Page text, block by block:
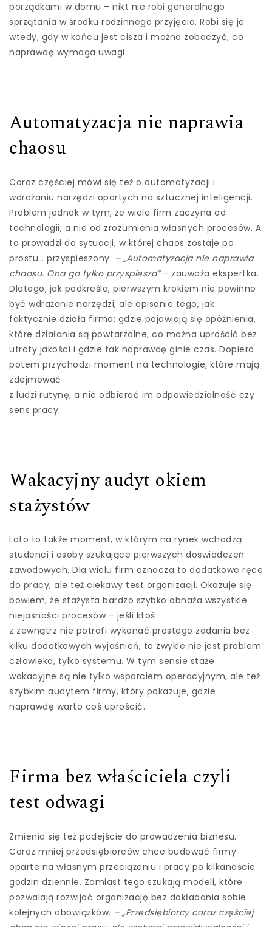
porządkami w domu – nikt nie robi generalnego
sprzątania w środku rodzinnego przyjęcia. Robi się je
wtedy, gdy w końcu jest cisza i można zobaczyć, co
naprawdę wymaga uwagi.
Automatyzacja nie naprawia
chaosu
Coraz częściej mówi się też o automatyzacji i
wdrażaniu narzędzi opartych na sztucznej inteligencji.
Problem jednak w tym, że wiele firm zaczyna od
technologii, a nie od zrozumienia własnych procesów. A
to prowadzi do sytuacji, w której chaos zostaje po
prostu… przyspieszony. – „Automatyzacja nie naprawia
chaosu. Ona go tylko przyspiesza”– zauważa ekspertka.
Dlatego, jak podkreśla, pierwszym krokiem nie powinno
być wdrażanie narzędzi, ale opisanie tego, jak
faktycznie działa firma: gdzie pojawiają się opóźnienia,
które działania są powtarzalne, co można uprościć bez
utraty jakości i gdzie tak naprawdę ginie czas. Dopiero
potem przychodzi moment na technologie, które mają
zdejmować
z ludzi rutynę, a nie odbierać im odpowiedzialność czy
sens pracy.
Wakacyjny audyt okiem
stażystów
Lato to także moment, w którym na rynek wchodzą
studenci i osoby szukające pierwszych doświadczeń
zawodowych. Dla wielu firm oznacza to dodatkowe ręce
do pracy, ale też ciekawy test organizacji. Okazuje się
bowiem, że stażysta bardzo szybko obnaża wszystkie
niejasności procesów – jeśli ktoś
z zewnątrz nie potrafi wykonać prostego zadania bez
kilku dodatkowych wyjaśnień, to zwykle nie jest problem
człowieka, tylko systemu. W tym sensie staże
wakacyjne są nie tylko wsparciem operacyjnym, ale też
szybkim audytem firmy, który pokazuje, gdzie
naprawdę warto coś uprościć.
Firma bez właściciela czyli
test odwagi
Zmienia się też podejście do prowadzenia biznesu.
Coraz mniej przedsiębiorców chce budować firmy
oparte na własnym przeciążeniu i pracy po kilkanaście
godzin dziennie. Zamiast tego szukają modeli, które
pozwalają rozwijać organizację bez dokładania sobie
kolejnych obowiązków. – „Przedsiębiorcy coraz częściej